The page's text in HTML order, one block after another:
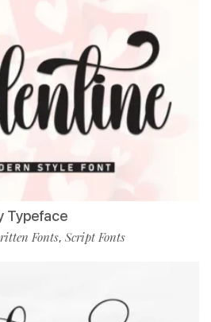
Typeface
Fonts, Script Fonts